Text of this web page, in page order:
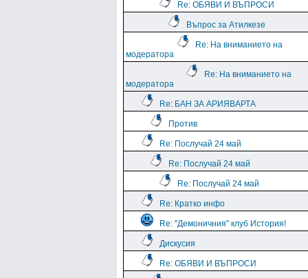
Re: ОБЯВИ И ВЪПРОСИ
Въпрос за Атилкезе
Re: На вниманието на
модератора
Re: На вниманието на
модератора
Re: БАН ЗА АРИЯВАРТА
Против
Re: Послучай 24 май
Re: Послучай 24 май
Re: Послучай 24 май
Re: Кратко инфо
Re: "Демоничния" клуб История!
Дискусия
Re: ОБЯВИ И ВЪПРОСИ